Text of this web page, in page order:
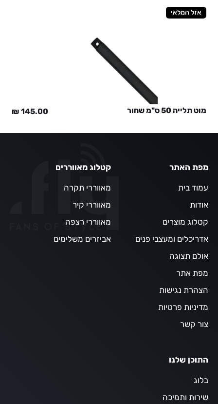
אזל המלאי
מוט תלייה 50 ס"מ שחור 145.00
₪
מפת האתר
עמוד בית
אודות
קטלוג מוצרים
אדריכלים ומעצבי פנים
אולם תצוגה
מפת אתר
הצהרת נגישות
מדיניות פרטיות
צור קשר
קטלוג מאווררים
מאווררי תקרה
מאווררי קיר
מאווררי רצפה
אביזרים משלימים
התוכן שלנו
בלוג
שירות ותמיכה